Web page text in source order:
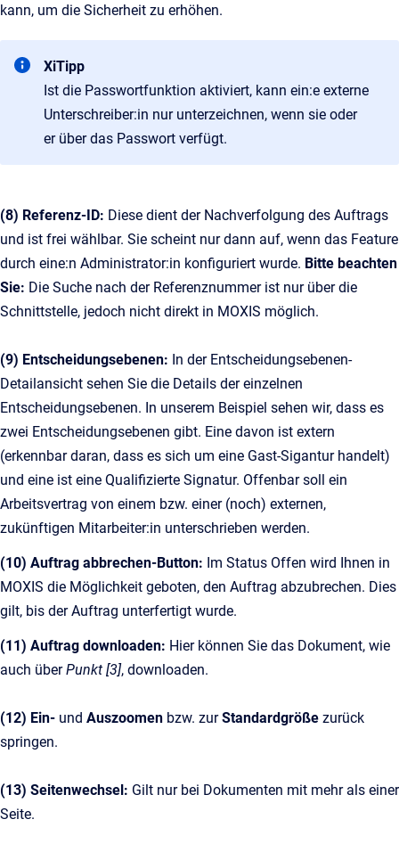
kann, um die Sicherheit zu erhöhen.
XiTipp
Ist die Passwortfunktion aktiviert, kann ein:e externe
Unterschreiber:in nur unterzeichnen, wenn sie oder
er über das Passwort verfügt.
(8) Referenz-ID: Diese dient der Nachverfolgung des Auftrags
und ist frei wählbar. Sie scheint nur dann auf, wenn das Feature
durch eine:n Administrator:in konfiguriert wurde. Bitte beachten
Sie: Die Suche nach der Referenznummer ist nur über die
Schnittstelle, jedoch nicht direkt in MOXIS möglich.
(9) Entscheidungsebenen: In der Entscheidungsebenen-
Detailansicht sehen Sie die Details der einzelnen
Entscheidungsebenen. In unserem Beispiel sehen wir, dass es
zwei Entscheidungsebenen gibt. Eine davon ist extern
(erkennbar daran, dass es sich um eine Gast-Sigantur handelt)
und eine ist eine Qualifizierte Signatur. Offenbar soll ein
Arbeitsvertrag von einem bzw. einer (noch) externen,
zukünftigen Mitarbeiter:in unterschrieben werden.
(10) Auftrag abbrechen-Button: Im Status Offen wird Ihnen in
MOXIS die Möglichkeit geboten, den Auftrag abzubrechen. Dies
gilt, bis der Auftrag unterfertigt wurde.
(11) Auftrag downloaden: Hier können Sie das Dokument, wie
auch überPunkt [3], downloaden.
(12) Ein- und Auszoomen bzw. zurStandardgröße zurück
springen.
(13) Seitenwechsel: Gilt nur bei Dokumenten mit mehr als einer
Seite.